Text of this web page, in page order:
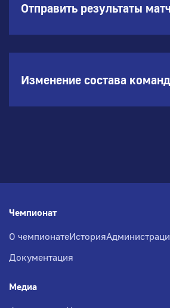
Отправить результаты
Изменение состава
Чемпионат
О чемпионатеИстория
Документация
Медиа